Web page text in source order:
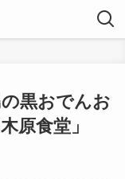
の黒おでんお
原食堂」